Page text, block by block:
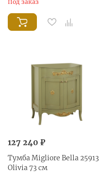
Под заказ
127 240 ₽
Тумба Migliore Bella 25913
Olivia 73 см